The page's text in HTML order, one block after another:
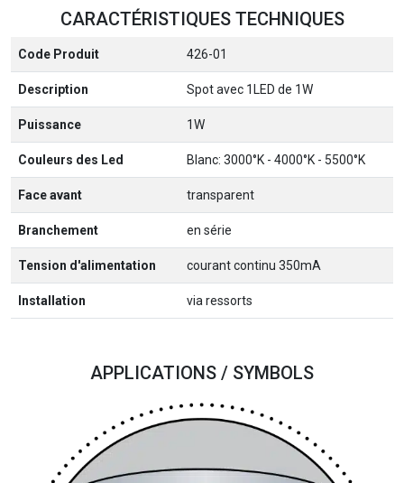
CARACTÉRISTIQUES TECHNIQUES
Code Produit 426-01
Description Spot avec 1LED de 1W
Puissance 1W
Couleurs des Led Blanc: 3000°K - 4000°K - 5500°K
Face avant transparent
Branchement en série
Tension d'alimentation courant continu 350mA
Installation via ressorts
APPLICATIONS / SYMBOLS